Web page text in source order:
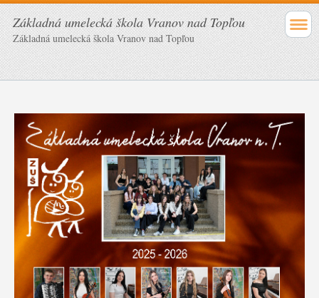
Základná umelecká škola Vranov nad Topľou
Základná umelecká škola Vranov nad Topľou